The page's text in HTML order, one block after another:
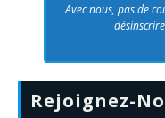
Avec nous, pas de
Rejoignez-